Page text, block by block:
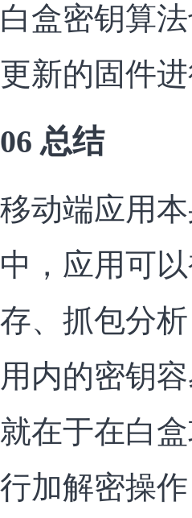
白盒密钥算
更新的固件
06 总结
移动端应用
中，应用可
存、抓包分
用内的密钥
就在于在白
行加解密操